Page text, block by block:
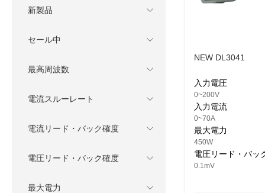
新製品
セール中
最高周波数
電流スルーレート
電流リード・バック確度
電圧リード・バック確度
最大電力
NEW DL3041
入力電圧
0~200V
入力電流
0~70A
最大電力
450W
電圧リード・バッ
0.1mV